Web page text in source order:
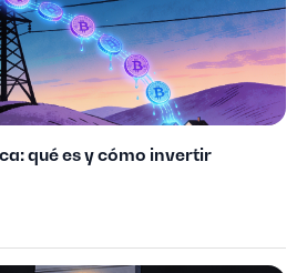
qué es y cómo invertir